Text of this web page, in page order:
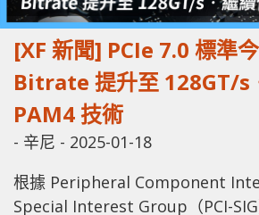
[XF 新聞] PCIe 7.0 標準
Bitrate 提升至 128GT/
PAM4 技術
- 辛尼 - 2025-01-18
根據 Peripheral Component
Special Interest Group（PCI-SIG